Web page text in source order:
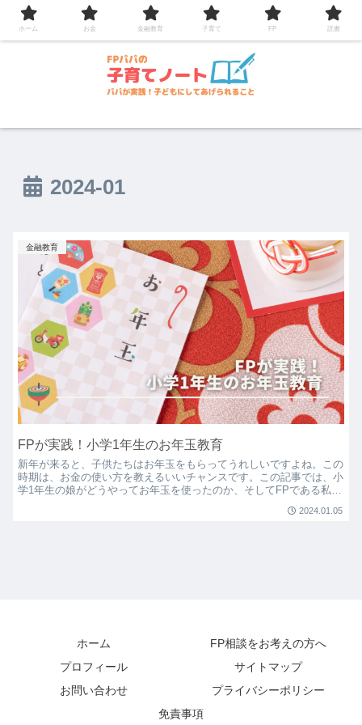
コンテンツへスキップ
2024-01
金融教育
FPが実践！小学1年生のお年玉教育
新年が来ると、子供たちはお年玉をもらってうれしいですよね。この
時期は、お金の使い方を教えるいいチャンスです。この記事では、小
学1年生の娘がどうやってお年玉を使ったのか、そしてFPである私が
2024.01.05
ホーム
FP相談をお考えの方へ
プロフィール
サイトマップ
お問い合わせ
プライバシーポリシー
免責事項
ホーム お金 金融教育 子育て FP 読書